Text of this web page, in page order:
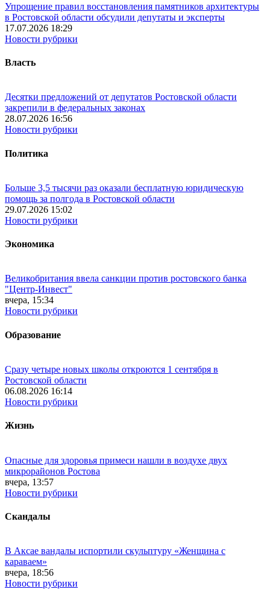
Упрощение правил восстановления памятников архитектуры
в Ростовской области обсудили депутаты и эксперты
17.07.2026 18:29
Новости рубрики
Власть
Десятки предложений от депутатов Ростовской области
закрепили в федеральных законах
28.07.2026 16:56
Новости рубрики
Политика
Больше 3,5 тысячи раз оказали бесплатную юридическую
помощь за полгода в Ростовской области
29.07.2026 15:02
Новости рубрики
Экономика
Великобритания ввела санкции против ростовского банка
"Центр-Инвест"
вчера, 15:34
Новости рубрики
Образование
Сразу четыре новых школы откроются 1 сентября в
Ростовской области
06.08.2026 16:14
Новости рубрики
Жизнь
Опасные для здоровья примеси нашли в воздухе двух
микрорайонов Ростова
вчера, 13:57
Новости рубрики
Скандалы
В Аксае вандалы испортили скульптуру «Женщина с
караваем»
вчера, 18:56
Новости рубрики